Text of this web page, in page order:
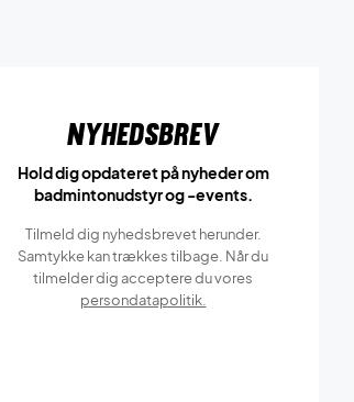
Nyhedsbrev
Hold dig opdateret på nyheder om
badmintonudstyr og -events.
Tilmeld dig nyhedsbrevet herunder.
Samtykke kan trækkes tilbage. Når du
tilmelder dig acceptere du vores
persondatapolitik.